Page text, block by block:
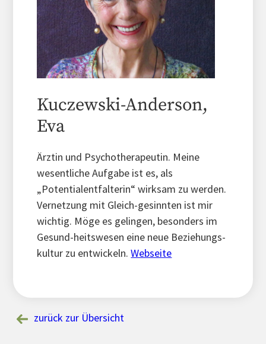
Kuczewski-Anderson,
Eva
Ärztin und Psychotherapeutin. Meine
wesentliche Aufgabe ist es, als
„Potentialentfalterin“ wirksam zu werden.
Vernetzung mit Gleich-gesinnten ist mir
wichtig. Möge es gelingen, besonders im
Gesund-heitswesen eine neue Beziehungs-
kultur zu entwickeln.Webseite
zurück zur Übersicht